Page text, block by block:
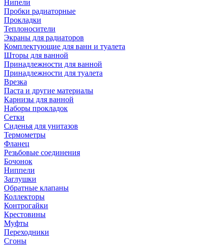
Нипели
Пробки радиаторные
Прокладки
Теплоносители
Экраны для радиаторов
Комплектующие для ванн и туалета
Шторы для ванной
Принадлежности для ванной
Принадлежности для туалета
Врезка
Паста и другие материалы
Карнизы для ванной
Наборы прокладок
Сетки
Сиденья для унитазов
Термометры
Фланец
Резьбовые соединения
Бочонок
Ниппели
Заглушки
Обратные клапаны
Коллекторы
Контрогайки
Крестовины
Муфты
Переходники
Сгоны